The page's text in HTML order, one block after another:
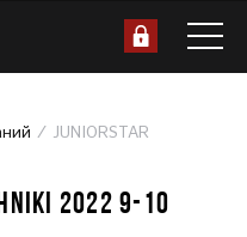
JUNIORSTAR
2022 9-10